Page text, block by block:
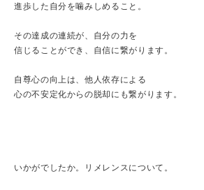
進歩した自分を噛みしめること。
その達成の連続が、自分の力を
信じることができ、自信に繋がります。
自尊心の向上は、他人依存による
心の不安定化からの脱却にも繋がります。
いかがでしたか。リメレンスについて。